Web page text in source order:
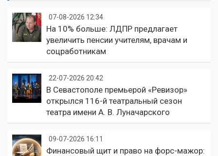
07-08-2026 12:34
На 10% больше: ЛДПР предлагает
увеличить пенсии учителям, врачам и
соцработникам
22-07-2026 20:42
В Севастополе премьерой «Ревизор»
открылся 116-й театральный сезон
театра имени А. В. Луначарского
09-07-2026 16:11
Финансовый щит и право на форс-мажор: